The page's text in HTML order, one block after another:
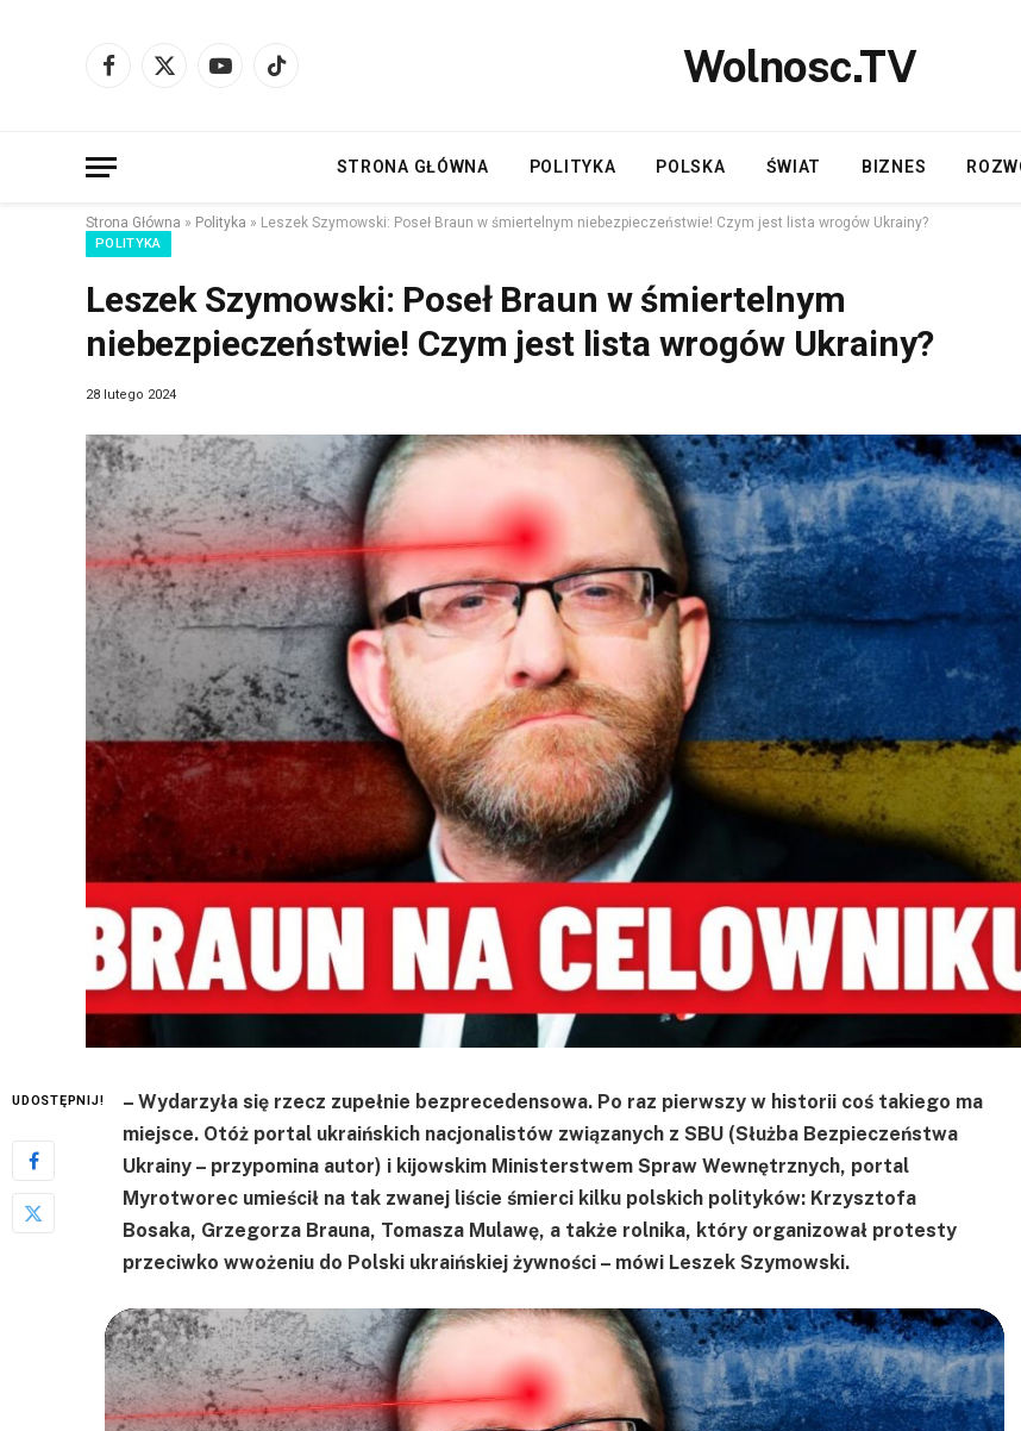
Facebook
X
YouTubeTikTok Wolnosc.TV
STRONA GŁÓWNA POLITYKA POLSKA ŚWIAT BIZNES
Strona Główna » Polityka » Leszek Szymowski: Poseł Braun w śmiertelnym niebezpieczeństwie! Czym jest lista wrogów Ukrainy?
POLITYKA
Leszek Szymowski: Poseł Braun w śmiertelnym
niebezpieczeństwie! Czym jest lista wrogów Ukrainy?
28 lutego 2024
UDOSTĘPNIJ!
– Wydarzyła się rzecz zupełnie bezprecedensowa. Po raz pierwszy w historii coś takiego ma
miejsce. Otóż portal ukraińskich nacjonalistów związanych z SBU (Służba Bezpieczeństwa
Ukrainy – przypomina autor) i kijowskim Ministerstwem Spraw Wewnętrznych, portal
Myrotworec umieścił na tak zwanej liście śmierci kilku polskich polityków: Krzysztofa
Bosaka, Grzegorza Brauna, Tomasza Mulawę, a także rolnika, który organizował protesty
przeciwko wwożeniu do Polski ukraińskiej żywności – mówi Leszek Szymowski.